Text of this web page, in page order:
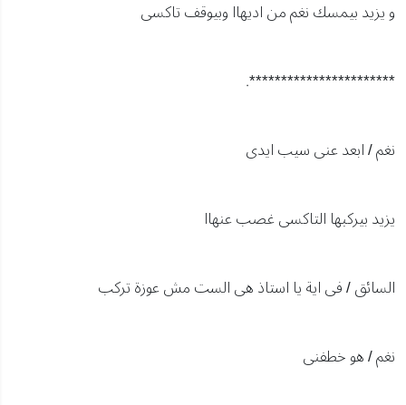
و يزيد بيمسك نغم من اديهاا وبيوقف تاكسى
***********************.
نغم / ابعد عنى سيب ايدى
يزيد بيركبها التاكسى غصب عنهاا
السائق / فى اية يا استاذ هى الست مش عوزة تركب
نغم / هو خطفنى